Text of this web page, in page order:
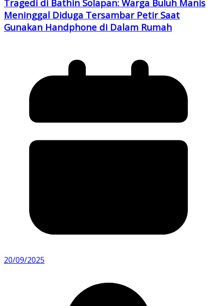
Tragedi di Bathin Solapan: Warga Buluh Manis
Meninggal Diduga Tersambar Petir Saat
Gunakan Handphone di Dalam Rumah
20/09/2025